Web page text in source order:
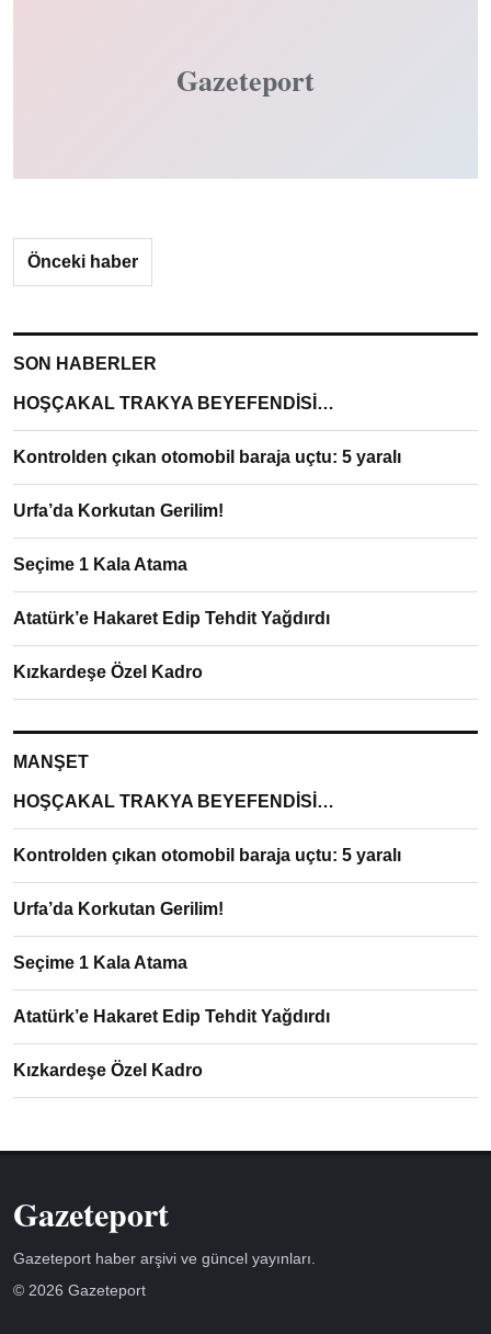
Gazeteport
Önceki haber
SON HABERLER
HOŞÇAKAL TRAKYA BEYEFENDİSİ…
Kontrolden çıkan otomobil baraja uçtu: 5 yaralı
Urfa’da Korkutan Gerilim!
Seçime 1 Kala Atama
Atatürk’e Hakaret Edip Tehdit Yağdırdı
Kızkardeşe Özel Kadro
MANŞET
HOŞÇAKAL TRAKYA BEYEFENDİSİ…
Kontrolden çıkan otomobil baraja uçtu: 5 yaralı
Urfa’da Korkutan Gerilim!
Seçime 1 Kala Atama
Atatürk’e Hakaret Edip Tehdit Yağdırdı
Kızkardeşe Özel Kadro
Gazeteport
Gazeteport haber arşivi ve güncel yayınları.
© 2026 Gazeteport